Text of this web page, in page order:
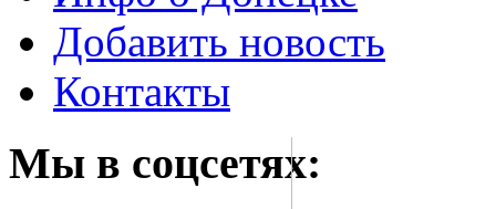
Добавить новость
Контакты
Мы в соцсетях: